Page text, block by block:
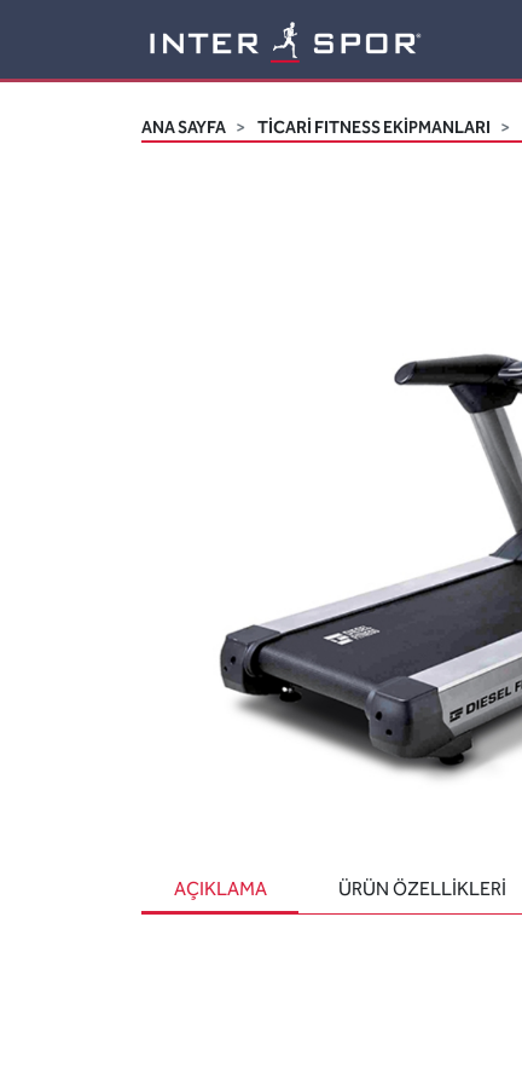
ANA SAYFA TİCARİ FITNESS EKİPMANLARI
AÇIKLAMA ÜRÜN ÖZELLIKLERI